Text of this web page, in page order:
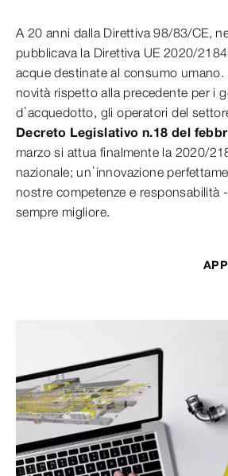
A 20 anni dalla Direttiva 98/83/CE,
pubblicava la Direttiva UE 2020/
acque destinate al consumo umano.
novità rispetto alla precedente per i
d’acquedotto, gli operatori del
Decreto Legislativo n.18 del
marzo si attua finalmente la 2020/
nazionale; un’innovazione
nostre competenze e responsabilità
sempre migliore.